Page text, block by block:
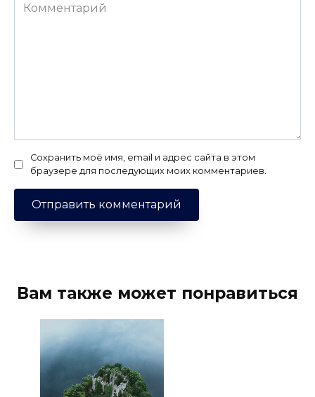
Комментарий
Сохранить моё имя, email и адрес сайта в этом
браузере для последующих моих комментариев.
Вам также может понравиться